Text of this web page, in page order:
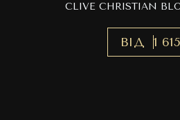
CLIVE CHRISTIAN
ВІД 1